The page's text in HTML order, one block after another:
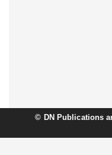
© DN Publications